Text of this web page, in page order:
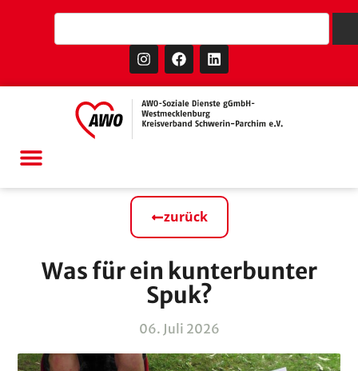
zurück
Was für ein kunterbunter
Spuk?
06. Juli 2026